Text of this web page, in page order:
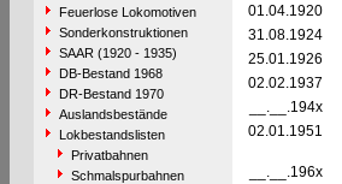
Feuerlose Lokomotiven
Sonderkonstruktionen
SAAR (1920 - 1935)
DB-Bestand 1968
DR-Bestand 1970
Auslandsbestände
Lokbestandslisten
Privatbahnen
Schmalspurbahnen
01.04.1920
31.08.1924
25.01.1926
02.02.1937
__.__.194x
02.01.1951
__.__.196x